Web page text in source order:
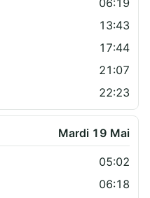
06:19
13:43
17:44
21:07
22:23
Mardi 19 Mai
05:02
06:18